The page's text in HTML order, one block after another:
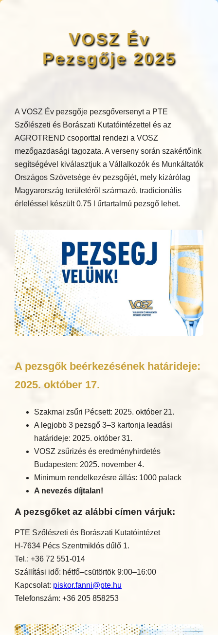
VOSZ Év
Pezsgője 2025
A VOSZ Év pezsgője pezsgőversenyt a PTE
Szőlészeti és Borászati Kutatóintézettel és az
AGROTREND csoporttal rendezi a VOSZ
mezőgazdasági tagozata. A verseny során szakértőink
segítségével kiválasztjuk a Vállalkozók és Munkáltatók
Országos Szövetsége év pezsgőjét, mely kizárólag
Magyarország területéről származó, tradicionális
érleléssel készült 0,75 l űrtartalmú pezsgő lehet.
A pezsgők beérkezésének határideje:
2025. október 17.
Szakmai zsűri Pécsett: 2025. október 21.
A legjobb 3 pezsgő 3–3 kartonja leadási
határideje: 2025. október 31.
VOSZ zsűrizés és eredményhirdetés
Budapesten: 2025. november 4.
Minimum rendelkezésre állás: 1000 palack
A nevezés díjtalan!
A pezsgőket az alábbi címen várjuk:
PTE Szőlészeti és Borászati Kutatóintézet
H-7634 Pécs Szentmiklós dűlő 1.
Tel.: +36 72 551-014
Szállítási idő: hétfő–csütörtök 9:00–16:00
Kapcsolat: piskor.fanni@pte.hu
Telefonszám: +36 205 858253